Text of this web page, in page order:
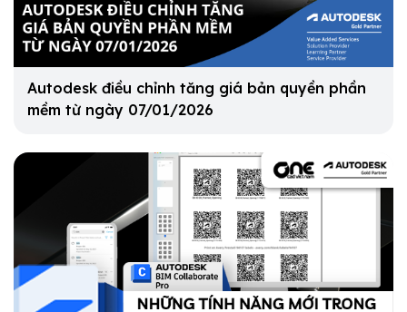
Autodesk điều chỉnh tăng giá bản quyền phần
mềm từ ngày 07/01/2026